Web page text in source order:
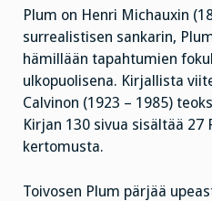
Plum on Henri Michauxin
surrealistisen sankarin,
hämillään tapahtumien
ulkopuolisena. Kirjallista
Calvinon (1923 – 1985)
Kirjan 130 sivua sisältää 27
kertomusta.
Toivosen Plum pärjää